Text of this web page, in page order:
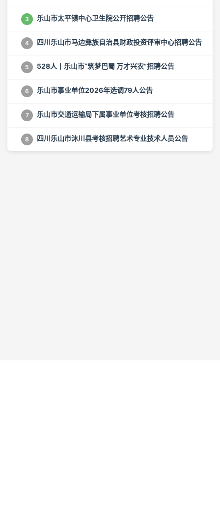
3 乐山市太平镇中心卫生院公开招聘公告
4 四川乐山市马边彝族自治县财政投资评审中心招聘公告
5 528人丨乐山市“筑梦巴蜀 万才兴农”招聘公告
6 乐山市事业单位2026年选调79人公告
7 乐山市交通运输局下属事业单位考核招聘公告
8 四川乐山市沐川县考核招聘艺术专业技术人员公告